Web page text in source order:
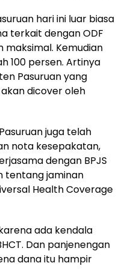
hari ini luar biasa
terkait dengan ODF
maksimal. Kemudian
100 persen. Artinya
Pasuruan yang
dicover oleh
juga telah
nota kesepakatan,
dengan BPJS
tentang jaminan
Health Coverage
ada kendala
Dan panjenengan
dana itu hampir